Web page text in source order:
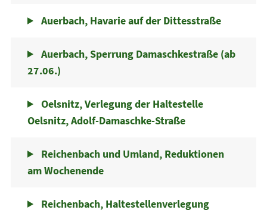
Auerbach, Havarie auf der Dittesstraße
Auerbach, Sperrung Damaschkestraße (ab
27.06.)
Oelsnitz, Verlegung der Haltestelle
Oelsnitz, Adolf-Damaschke-Straße
Reichenbach und Umland, Reduktionen
am Wochenende
Reichenbach, Haltestellenverlegung